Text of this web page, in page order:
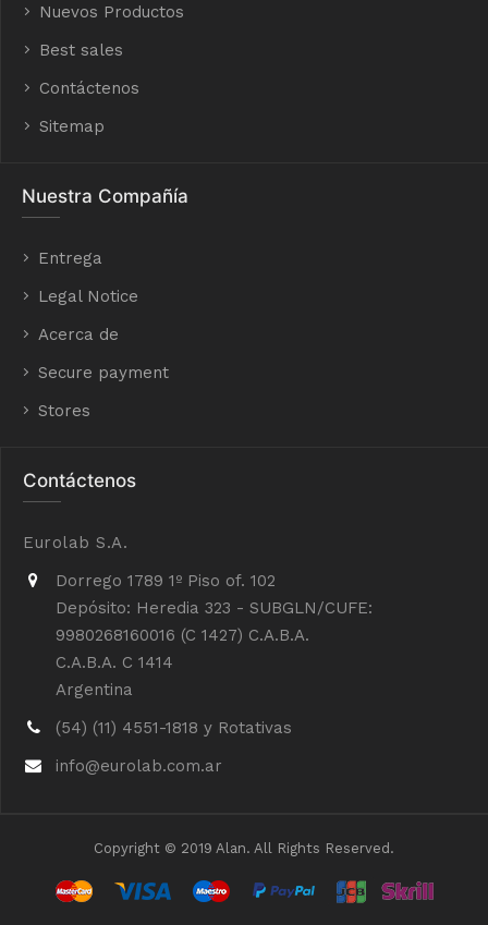
Nuevos Productos
Best sales
Contáctenos
Sitemap
Nuestra Compañía
Entrega
Legal Notice
Acerca de
Secure payment
Stores
Contáctenos
Eurolab S.A.
Dorrego 1789 1º Piso of. 102
Depósito: Heredia 323 - SUBGLN/CUFE:
9980268160016 (C 1427) C.A.B.A.
C.A.B.A. C 1414
Argentina
(54) (11) 4551-1818 y Rotativas
info@eurolab.com.ar
Copyright © 2019 Alan. All Rights Reserved.